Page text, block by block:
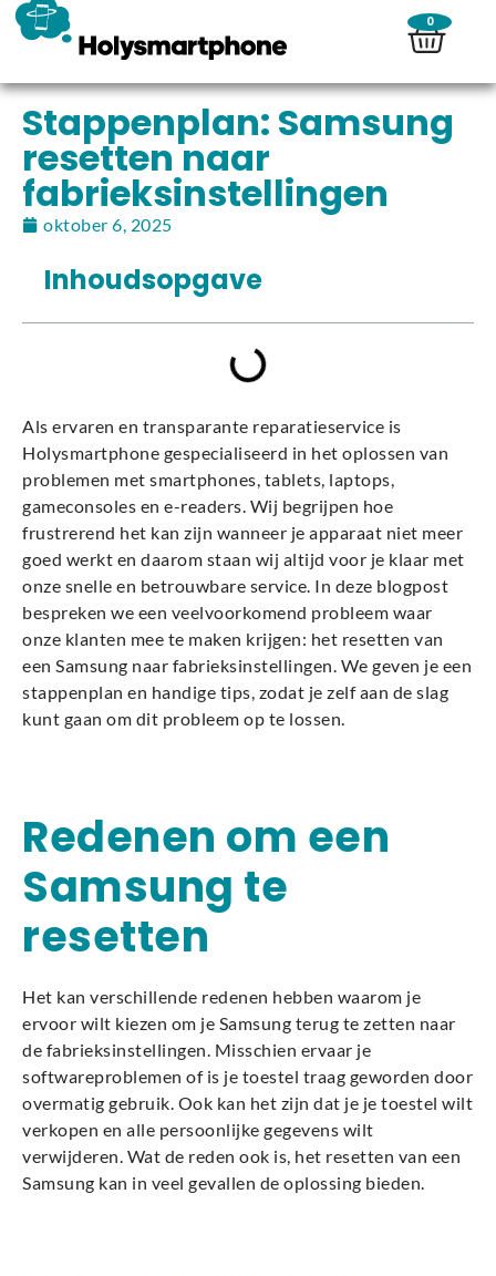
0
Stappenplan: Samsung
resetten naar
fabrieksinstellingen
oktober 6, 2025
Inhoudsopgave
Als ervaren en transparante reparatieservice is
Holysmartphone gespecialiseerd in het oplossen van
problemen met smartphones, tablets, laptops,
gameconsoles en e-readers. Wij begrijpen hoe
frustrerend het kan zijn wanneer je apparaat niet meer
goed werkt en daarom staan wij altijd voor je klaar met
onze snelle en betrouwbare service. In deze blogpost
bespreken we een veelvoorkomend probleem waar
onze klanten mee te maken krijgen: het resetten van
een Samsung naar fabrieksinstellingen. We geven je een
stappenplan en handige tips, zodat je zelf aan de slag
kunt gaan om dit probleem op te lossen.
Redenen om een
Samsung te
resetten
Het kan verschillende redenen hebben waarom je
ervoor wilt kiezen om je Samsung terug te zetten naar
de fabrieksinstellingen. Misschien ervaar je
softwareproblemen of is je toestel traag geworden door
overmatig gebruik. Ook kan het zijn dat je je toestel wilt
verkopen en alle persoonlijke gegevens wilt
verwijderen. Wat de reden ook is, het resetten van een
Samsung kan in veel gevallen de oplossing bieden.